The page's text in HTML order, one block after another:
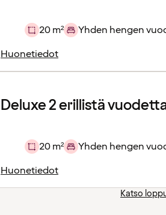
20 m²
Yhden hengen
Huonetiedot
Deluxe 2 erillistä
20 m²
Yhden hengen
Huonetiedot
Katso